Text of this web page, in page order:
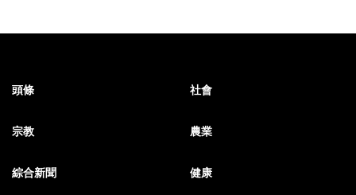
頭條 社會
宗教 農業
綜合新聞 健康